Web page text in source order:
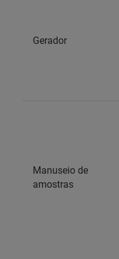
Gerador
Manuseio de
amostras